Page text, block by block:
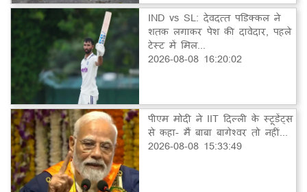
IND vs SL: देवदत्त पडिक्कल ने
शतक लगाकर पेश की दावेदार, पहले
टेस्ट में मिल...
2026-08-08 16:20:02
पीएम मोदी ने IIT दिल्ली के स्टूडेंट्स
से कहा- मैं बाबा बागेश्वर तो नहीं...
2026-08-08 15:33:49